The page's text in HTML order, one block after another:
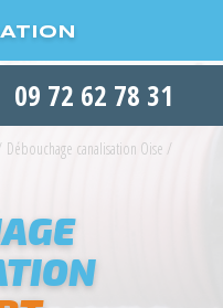
09 72 62 78 31
Débouchage canalisation Oise /